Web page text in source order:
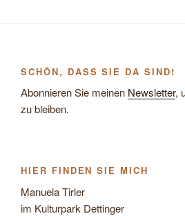
SCHÖN, DASS SIE DA SIND!
Abonnieren Sie meinen Newsletter,
zu bleiben.
HIER FINDEN SIE MICH
Manuela Tirler
im Kulturpark Dettinger